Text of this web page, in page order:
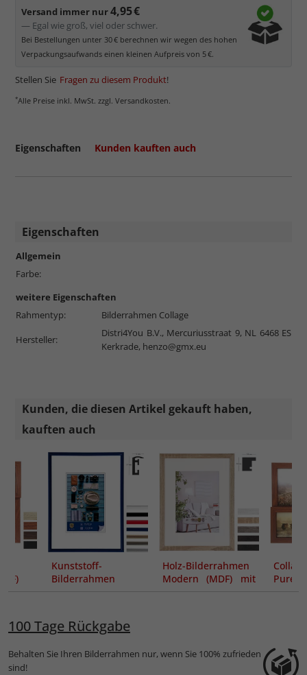
Versand immer nur4,95 €
— Egal wie groß, viel oder schwer.
Bei Bestellungen unter 30 € berechnen wir wegen des hohen
Verpackungsaufwands einen kleinen Aufpreis von 5 €.
Stellen Sie Fragen zu diesem Produkt!
*Alle Preise inkl. MwSt. zzgl. Versandkosten.
Eigenschaften Kunden kauften auch
Eigenschaften
Allgemein
Farbe:
weitere Eigenschaften
Rahmentyp:
Bilderrahmen Collage
Hersteller:
Distri4You B.V., Mercuriusstraat 9, NL 6468 ES
Kerkrade, henzo@gmx.eu
Kunden, die diesen Artikel gekauft haben,
kauften auch
Kunststoff-
Bilderrahmen
Holz-Bilderrahmen
Modern (MDF) mit
Pure
100 Tage Rückgabe
Behalten Sie Ihren Bilderrahmen nur, wenn Sie 100% zufrieden
sind!